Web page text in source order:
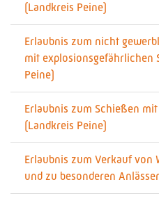
(Landkreis Peine)
Erlaubnis zum nicht
mit explosionsgefährlichen
Peine)
Erlaubnis zum Schießen
(Landkreis Peine)
Erlaubnis zum Verkauf von
und zu besonderen